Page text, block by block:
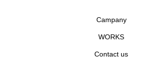
Campany
WORKS
Contact us